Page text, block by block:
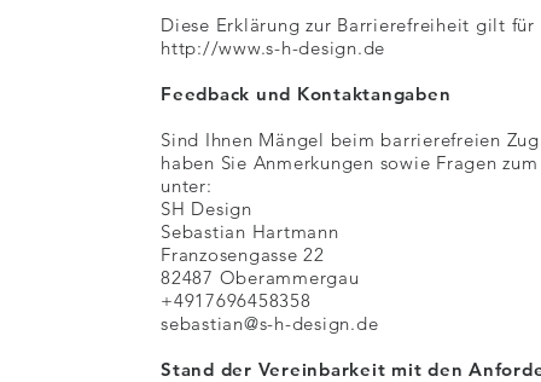
Diese Erklärung zur Barrierefreiheit gilt
http://www.s-h-design.de
Feedback und Kontaktangaben
Sind Ihnen Mängel beim barrierefreien
haben Sie Anmerkungen sowie Fragen
unter:
SH Design
Sebastian Hartmann
Franzosengasse 22
82487 Oberammergau
+4917696458358
sebastian@s-h-design.de
Stand der Vereinbarkeit mit den